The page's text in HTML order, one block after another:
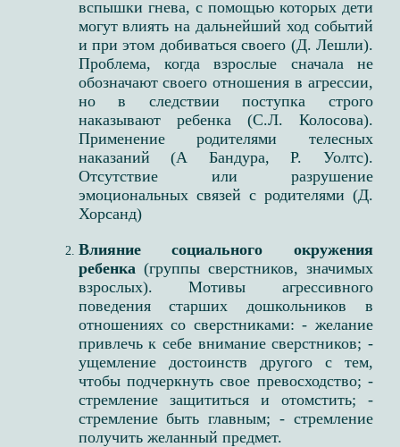
вспышки гнева, с помощью которых дети
могут влиять на дальнейший ход событий
и при этом добиваться своего ​(Д. Лешли​).
Проблема, когда взрослые сначала не
обозначают своего отношения в агрессии,
но в следствии поступка строго
наказывают ребенка​ (С.Л. Колосова​).
Применение родителями телесных
наказаний ​(А Бандура, Р. Уолтс​).
Отсутствие или разрушение
эмоциональных связей с родителями​ (Д.
Хорсанд​)
Влияние социального окружения
ребенка (группы сверстников, значимых
взрослых)​. Мотивы агрессивного
поведения старших дошкольников в
отношениях со сверстниками: - желание
привлечь к себе внимание сверстников;​ -
ущемление достоинств другого с тем,
чтобы подчеркнуть свое превосходство;​ -
стремление защититься и отомстить; ​-
стремление быть главным;​ - стремление
получить желанный предмет​.